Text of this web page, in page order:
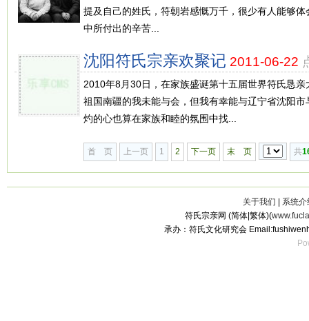
提及自己的姓氏，符朝岩感慨万千，很少有人能够
中所付出的辛苦...
沈阳符氏宗亲欢聚记 2011-06-22
2010年8月30日，在家族盛诞第十五届世界符氏恳
祖国南疆的我未能与会，但我有幸能与辽宁省沈阳
灼的心也算在家族和睦的氛围中找...
首 页 上一页 1 2 下一页 末 页 共
关于我们
系统介
符氏宗亲网 (简体|繁体)(
承办：符氏文化研究会